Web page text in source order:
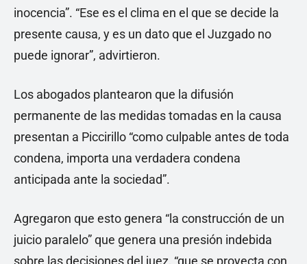
inocencia”. “Ese es el clima en el que se decide la
presente causa, y es un dato que el Juzgado no
puede ignorar”, advirtieron.
Los abogados plantearon que la difusión
permanente de las medidas tomadas en la causa
presentan a Piccirillo “como culpable antes de toda
condena, importa una verdadera condena
anticipada ante la sociedad”.
Agregaron que esto genera “la construcción de un
juicio paralelo” que genera una presión indebida
sobre las decisiones del juez, “que se proyecta con